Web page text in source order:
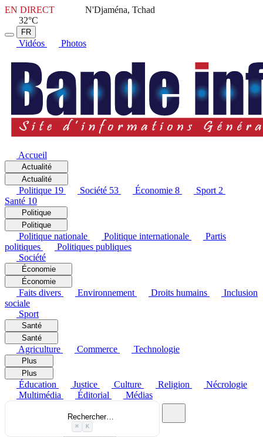
EN DIRECT
N'Djaména, Tchad
32°C
FR
Vidéos Photos
Accueil
Actualité
Actualité
Politique 19 Société 53 Économie 8 Sport 2
Santé 10
Politique
Politique
Politique nationale Politique internationale
Partis
politiques
Politiques publiques
Société
Économie
Économie
Faits divers Environnement Droits humains
Inclusion
sociale
Sport
Santé
Santé
Agriculture Commerce Technologie
Plus
Plus
Éducation Justice Culture Religion
Nécrologie
Multimédia
Éditorial Médias
Rechercher…
⌘ K